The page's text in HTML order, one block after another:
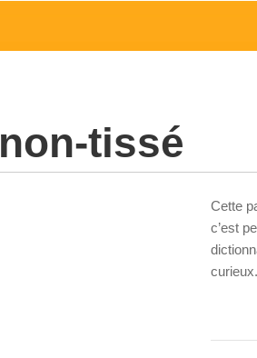
non-tissé
Cette
c’est
curieux.